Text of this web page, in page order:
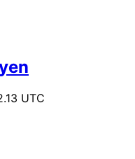
UTC